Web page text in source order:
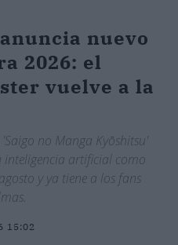
nuevo
2026: el
vuelve a la
no Manga Kyōshitsu'
inteligencia artificial como
y ya tiene a los fans
15:02